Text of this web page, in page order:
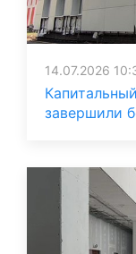
14.07.2026
завершили